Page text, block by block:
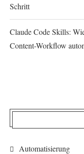
Schritt
Claude Code Skills:
Content-Workflow
Automatisierung